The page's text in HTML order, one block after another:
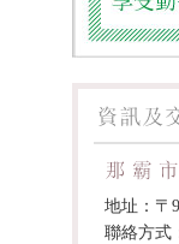
地址：〒
聯絡方式